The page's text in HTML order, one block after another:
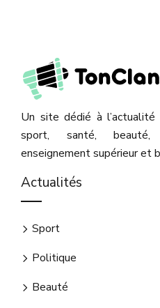
Un site dédié à
sport, santé, beauté,
enseignement supérieur et
Actualités
Sport
Politique
Beauté